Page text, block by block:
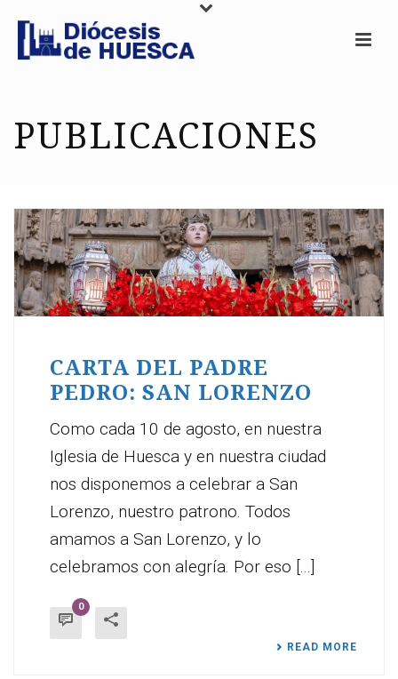
PUBLICACIONES
CARTA DEL PADRE
PEDRO: SAN LORENZO
Como cada 10 de agosto, en nuestra
Iglesia de Huesca y en nuestra ciudad
nos disponemos a celebrar a San
Lorenzo, nuestro patrono. Todos
amamos a San Lorenzo, y lo
celebramos con alegría. Por eso [...]
0
READ MORE